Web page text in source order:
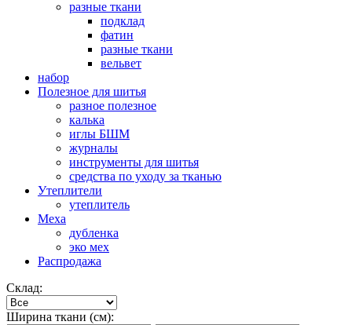
разные ткани
подклад
фатин
разные ткани
вельвет
набор
Полезное для шитья
разное полезное
калька
иглы БШМ
журналы
инструменты для шитья
средства по уходу за тканью
Утеплители
утеплитель
Меха
дубленка
эко мех
Распродажа
Склад:
Ширина ткани (см):